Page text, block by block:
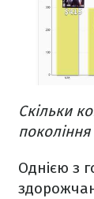
Скільки
Однією з